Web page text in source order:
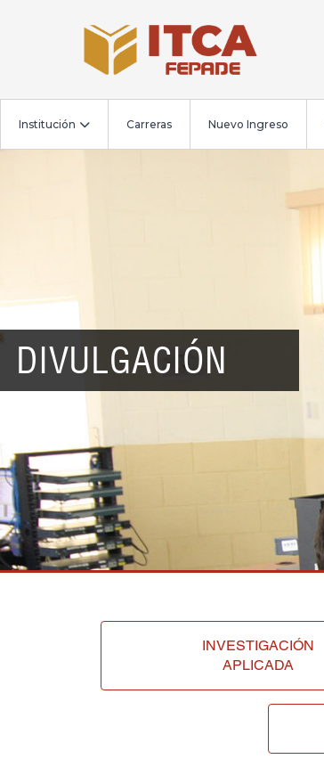
Institución Carreras Nuevo Ingreso
DIVULGACIÓN
INVESTIGACIÓN
APLICADA